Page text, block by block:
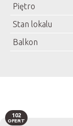
Piętro
Stan lokalu
Balkon
102
OFERT